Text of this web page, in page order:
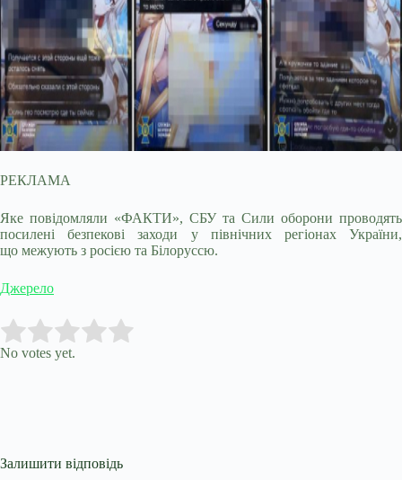
РЕКЛАМА
Яке повідомляли «ФАКТИ», СБУ та Сили оборони проводять
посилені безпекові заходи у північних регіонах України,
що межують з росією та Білоруссю.
Джерело
Rate this item:
No votes yet.
Залишити відповідь